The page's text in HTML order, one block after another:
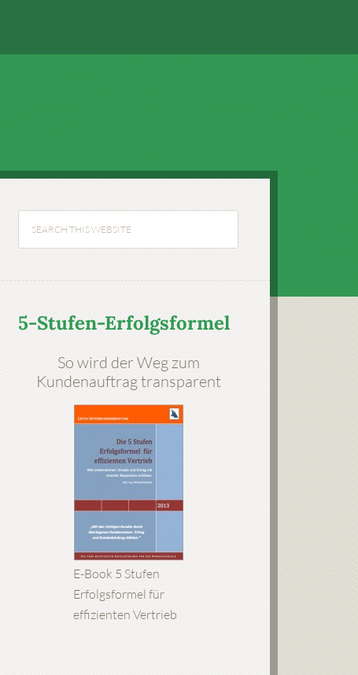
5-Stufen-Erfolgsformel
So wird der Weg zum
Kundenauftrag transparent
E-Book 5 Stufen
Erfolgsformel für
effizienten Vertrieb